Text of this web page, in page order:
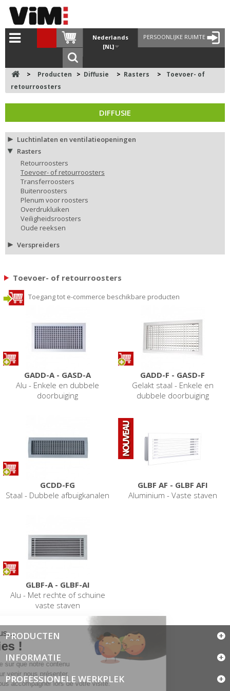
PERSOONLIJKE RUIMTE
Nederlands
[NL]
> Producten > Diffusie > Rasters >
Toevoer- of
retourroosters
DIFFUSIE
Luchtinlaten en ventilatieopeningen
Rasters
Retourroosters
Toevoer- of retourroosters
Transferroosters
Buitenroosters
Plenum voor roosters
Overdrukluiken
Veiligheidsroosters
Oude reeksen
Verspreiders
Toevoer- of retourroosters
Toegang tot e-commerce beschikbare producten
GADD-A - GASD-A
Alu - Enkele en dubbele
doorbuiging
GADD-F - GASD-F
Gelakt staal - Enkele en
dubbele doorbuiging
GCDD-FG
Staal - Dubbele afbuigkanalen
GLBF AF - GLBF AFI
Aluminium - Vaste staven
GLBF-A - GLBF-AI
Alu - Met rechte of schuine
vaste staven
PRODUCTEN
INFORMATIE
PROFESSIONELE WERKPLEK